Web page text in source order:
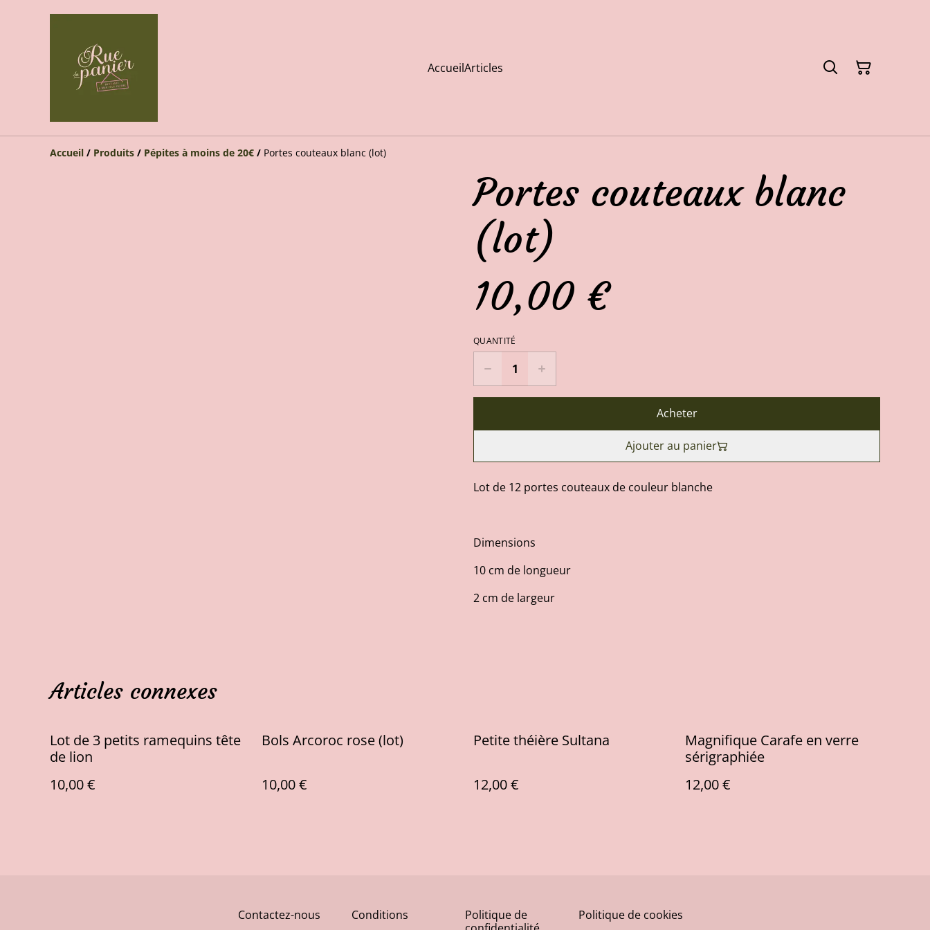
AccueilArticles
Accueil / Produits / Pépites à moins de 20€ / Portes couteaux blanc (lot)
Portes couteaux blanc
(lot)
10,00 €
QUANTITÉ
Acheter
Ajouter au panier
Lot de 12 portes couteaux de couleur blanche
Dimensions
10 cm de longueur
2 cm de largeur
Articles connexes
Lot de 3 petits ramequins tête
de lion
10,00 €
Bols Arcoroc rose (lot)
10,00 €
Petite théière Sultana
12,00 €
Magnifique Carafe en verre
sérigraphiée
12,00 €
Contactez-nous Conditions
Politique de
Politique de cookies